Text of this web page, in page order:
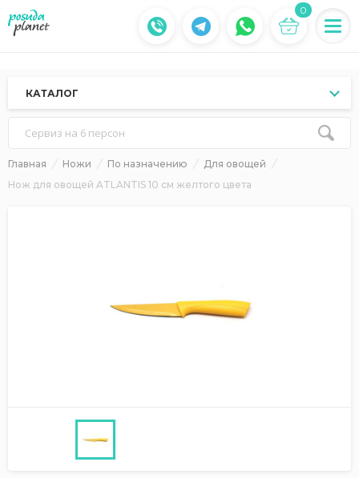
0
КАТАЛОГ
Сервиз на 6 персон
Главная Ножи По назначению
Для овощей
Нож для овощей ATLANTIS 10 см желтого цвета